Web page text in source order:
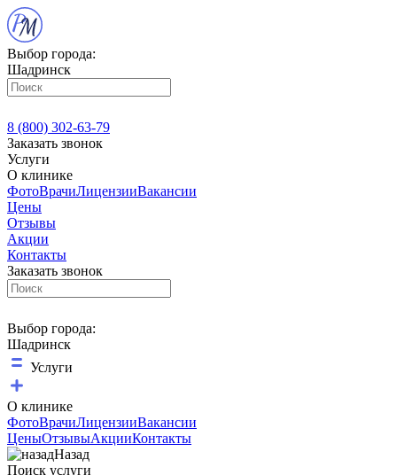
Выбор города:
Шадринск
8 (800) 302-63-79
Заказать звонок
Услуги
О клинике
ФотоВрачиЛицензииВакансии
Цены
Отзывы
Акции
Контакты
Заказать звонок
Выбор города:
Шадринск
Услуги
О клинике
ФотоВрачиЛицензииВакансии
ЦеныОтзывыАкцииКонтакты
Назад
Поиск услуги